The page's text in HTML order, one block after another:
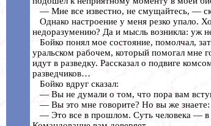
— Мне все известно, не смущайтесь, —
Однако настроение у меня резко упало.
недоразумению? Да и мысль возникла: уж
Бойко понял мое состояние, помолчал,
уральском рабочем, который помогал мне
идут в разведку. Рассказал о подвиге
разведчиков…
Бойко вдруг сказал:
— Вы не думали о том, что пора вам
— Вы это мне говорите? Но вы же
— Это все в прошлом. Суть человека — в